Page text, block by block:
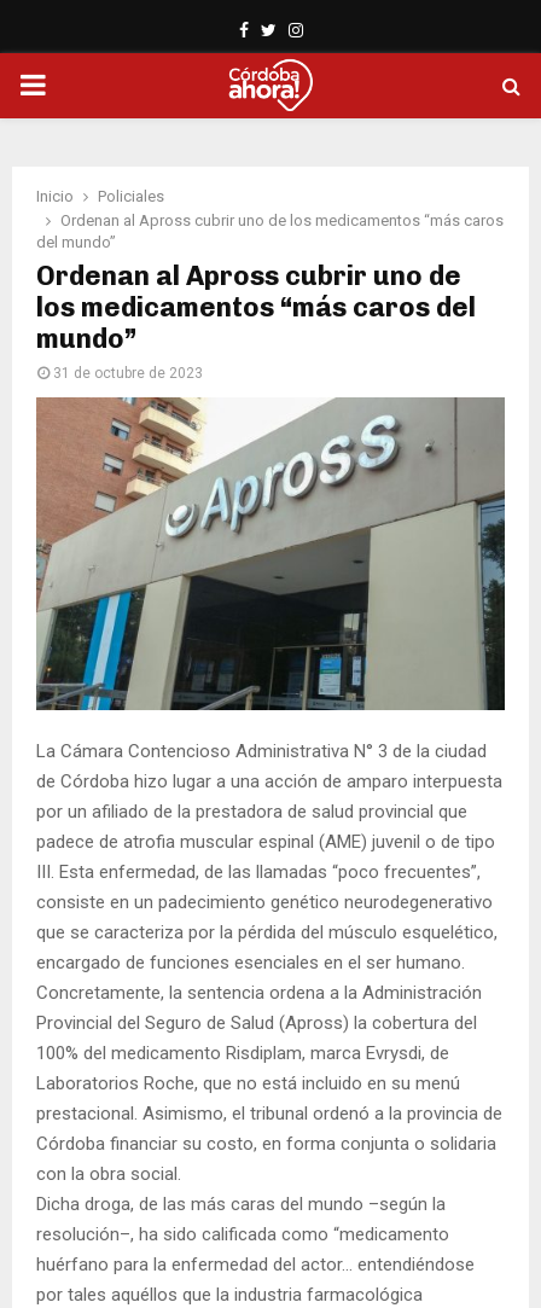
Facebook
TwitterInstagram
PRIMARY
Inicio
Policiales
Ordenan al Apross cubrir uno de los medicamentos “más caros
del mundo”
Ordenan al Apross cubrir uno de
los medicamentos “más caros del
mundo”
31 de octubre de 2023
La Cámara Contencioso Administrativa N° 3 de la ciudad
de Córdoba hizo lugar a una acción de amparo interpuesta
por un afiliado de la prestadora de salud provincial que
padece de atrofia muscular espinal (AME) juvenil o de tipo
III. Esta enfermedad, de las llamadas “poco frecuentes”,
consiste en un padecimiento genético neurodegenerativo
que se caracteriza por la pérdida del músculo esquelético,
encargado de funciones esenciales en el ser humano.
Concretamente, la sentencia ordena a la Administración
Provincial del Seguro de Salud (Apross) la cobertura del
100% del medicamento Risdiplam, marca Evrysdi, de
Laboratorios Roche, que no está incluido en su menú
prestacional. Asimismo, el tribunal ordenó a la provincia de
Córdoba financiar su costo, en forma conjunta o solidaria
con la obra social.
Dicha droga, de las más caras del mundo –según la
resolución–, ha sido calificada como “medicamento
huérfano para la enfermedad del actor… entendiéndose
por tales aquéllos que la industria farmacológica